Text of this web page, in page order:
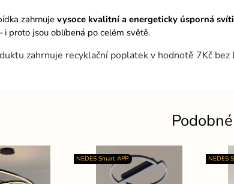
zahrnujevysoce kvalitní a energeticky úsporná
i proto jsou oblíbená po celém světě.
zahrnuje recyklační poplatek v hodnotě 7Kč bez
NEDES Smart APP NEDES